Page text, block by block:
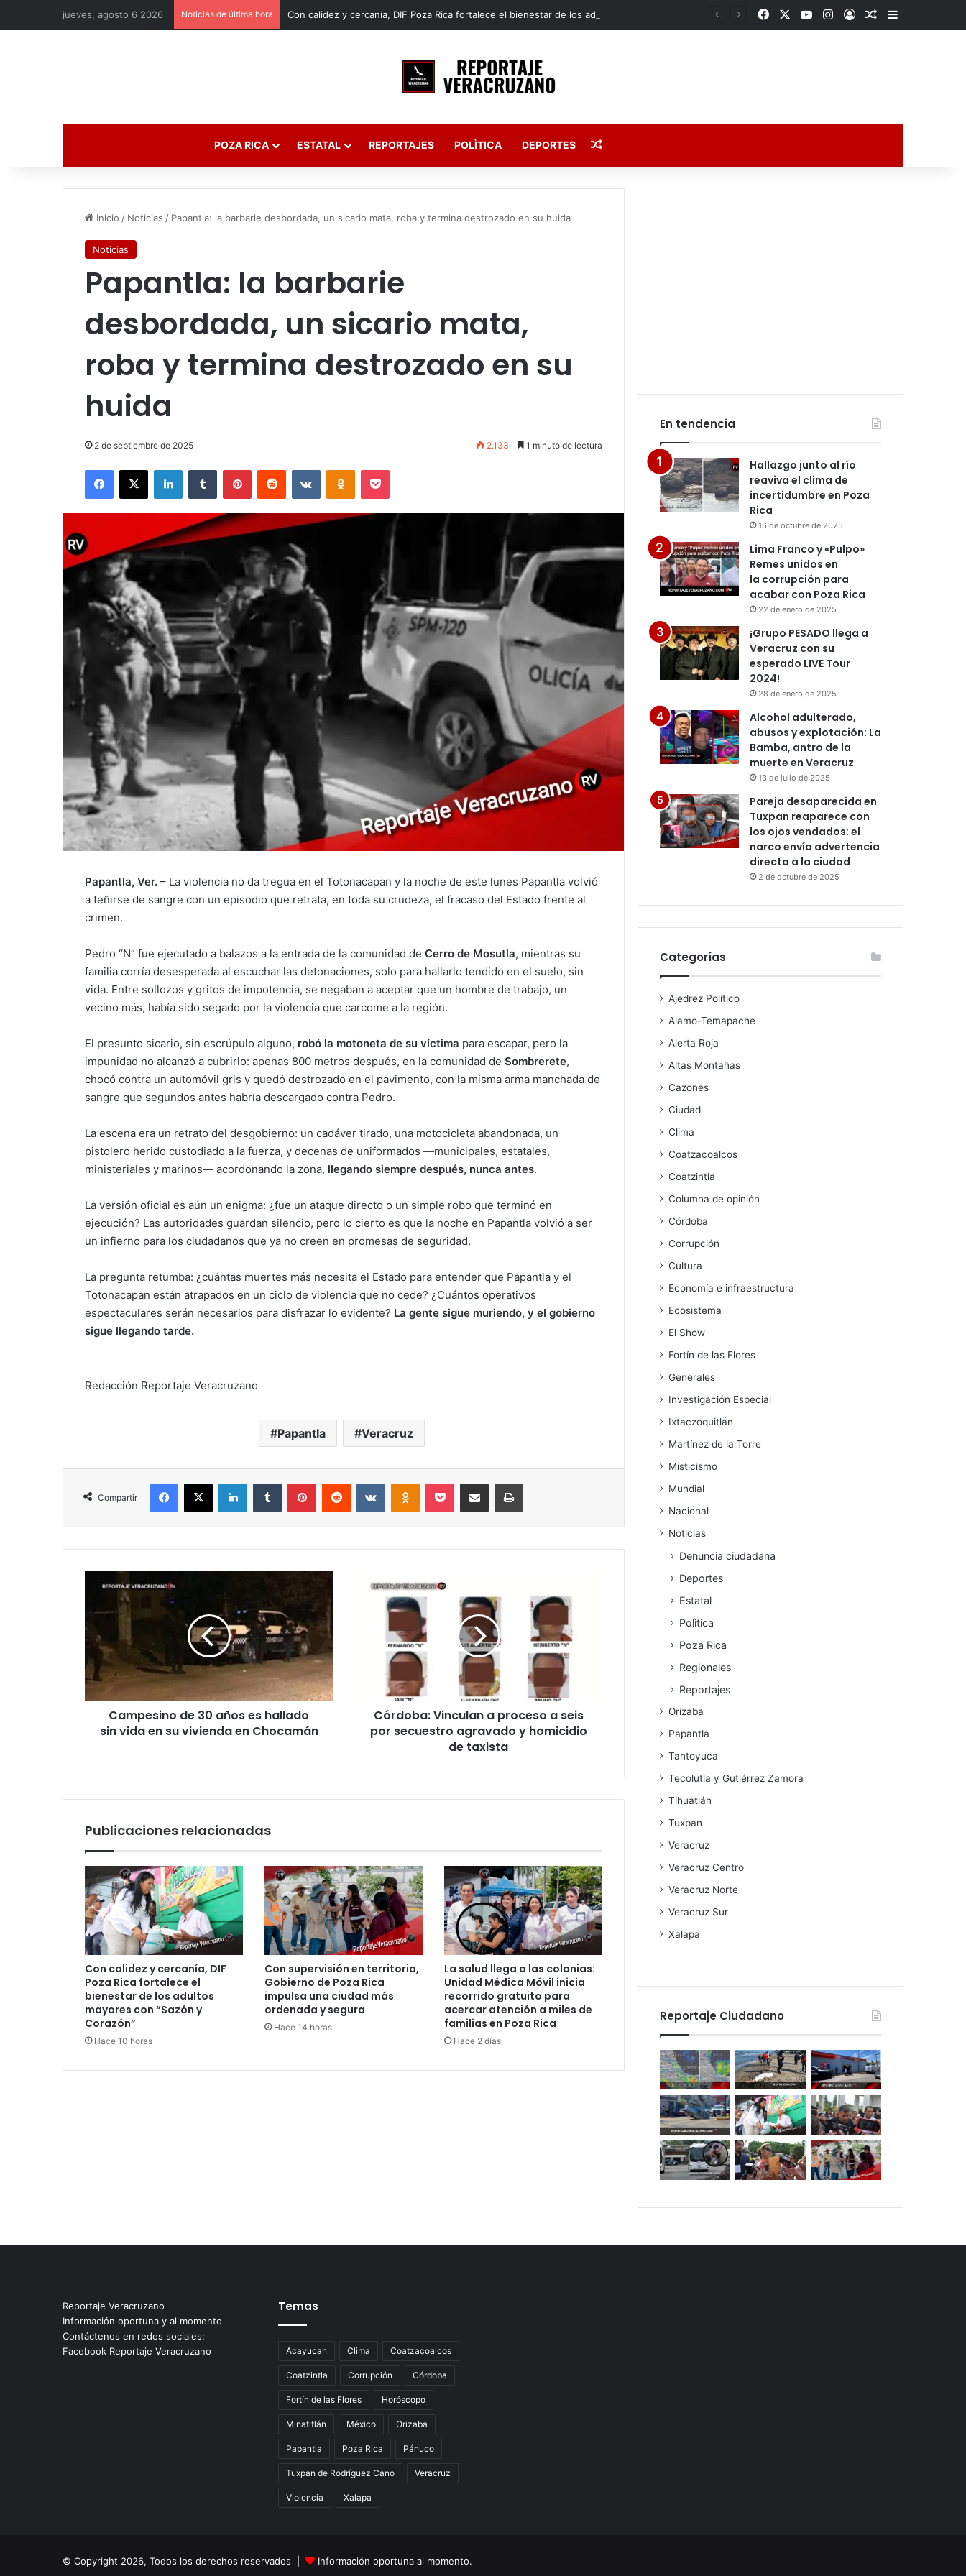
jueves, agosto 6 2026 Noticias de última hora FacebookYouTubeInstagram
AccesoPublicación al
Barra lateral
POZA RICA ESTATAL REPORTAJES POLÌTICA DEPORTES Publicación al azar
Inicio / Noticias / Papantla: la barbarie desbordada, un sicario mata, roba y termina destrozado en su huida
Noticias
Papantla: la barbarie
desbordada, un sicario mata,
roba y termina destrozado en su
huida
2 de septiembre de 2025 2.133 1 minuto de lectura
Facebook
X LinkedInTumblr PinterestReddit VKontakteOdnoklassniki
Pocket
Papantla, Ver. – La violencia no da tregua en el Totonacapan y la noche de este lunes Papantla volvió
a teñirse de sangre con un episodio que retrata, en toda su crudeza, el fracaso del Estado frente al
crimen.
Pedro “N” fue ejecutado a balazos a la entrada de la comunidad de Cerro de Mosutla, mientras su
familia corría desesperada al escuchar las detonaciones, solo para hallarlo tendido en el suelo, sin
vida. Entre sollozos y gritos de impotencia, se negaban a aceptar que un hombre de trabajo, un
vecino más, había sido segado por la violencia que carcome a la región.
El presunto sicario, sin escrúpulo alguno, robó la motoneta de su víctima para escapar, pero la
impunidad no alcanzó a cubrirlo: apenas 800 metros después, en la comunidad de Sombrerete,
chocó contra un automóvil gris y quedó destrozado en el pavimento, con la misma arma manchada de
sangre que segundos antes habría descargado contra Pedro.
La escena era un retrato del desgobierno: un cadáver tirado, una motocicleta abandonada, un
pistolero herido custodiado a la fuerza, y decenas de uniformados —municipales, estatales,
ministeriales y marinos— acordonando la zona, llegando siempre después, nunca antes.
La versión oficial es aún un enigma: ¿fue un ataque directo o un simple robo que terminó en
ejecución? Las autoridades guardan silencio, pero lo cierto es que la noche en Papantla volvió a ser
un infierno para los ciudadanos que ya no creen en promesas de seguridad.
La pregunta retumba: ¿cuántas muertes más necesita el Estado para entender que Papantla y el
Totonacapan están atrapados en un ciclo de violencia que no cede? ¿Cuántos operativos
espectaculares serán necesarios para disfrazar lo evidente? La gente sigue muriendo, y el gobierno
sigue llegando tarde.
Redacción Reportaje Veracruzano
Papantla Veracruz
Compartir
Facebook
X LinkedInTumblr PinterestReddit VKontakteOdnoklassniki
Pocket Compartir por correo electrónicoImprimir
años
es
hallado
sin
vida
en
vivienda
Campesino de 30 años es hallado
sin vida en su vivienda en Chocamán
Vinculan
secuestro
agravado
homicidio
Córdoba: Vinculan a proceso a seis
por secuestro agravado y homicidio
de taxista
Publicaciones relacionadas
Con calidez y cercanía, DIF
Poza Rica fortalece el
bienestar de los adultos
mayores con “Sazón y
Corazón”
Hace 10 horas
Con supervisión en territorio,
Gobierno de Poza Rica
impulsa una ciudad más
ordenada y segura
Hace 14 horas
La salud llega a las colonias:
Unidad Médica Móvil inicia
recorrido gratuito para
acercar atención a miles de
familias en Poza Rica
Hace 2 días
En tendencia
Hallazgo junto al río
reaviva el clima de
incertidumbre en Poza
Rica
16 de octubre de 2025
Lima Franco y «Pulpo»
Remes unidos en
la corrupción para
acabar con Poza Rica
22 de enero de 2025
¡Grupo PESADO llega a
Veracruz con su
esperado LIVE Tour
2024!
28 de enero de 2025
Alcohol adulterado,
abusos y explotación: La
Bamba, antro de la
muerte en Veracruz
13 de julio de 2025
Pareja desaparecida en
Tuxpan reaparece con
los ojos vendados: el
narco envía advertencia
directa a la ciudad
2 de octubre de 2025
Categorías
Ajedrez Político
Alamo-Temapache
Alerta Roja
Altas Montañas
Cazones
Ciudad
Clima
Coatzacoalcos
Coatzintla
Columna de opinión
Córdoba
Corrupción
Cultura
Economía e infraestructura
Ecosistema
El Show
Fortín de las Flores
Generales
Investigación Especial
Ixtaczoquitlán
Martínez de la Torre
Misticismo
Mundial
Nacional
Noticias
Denuncia ciudadana
Deportes
Estatal
Polìtica
Poza Rica
Regionales
Reportajes
Orizaba
Papantla
Tantoyuca
Tecolutla y Gutiérrez Zamora
Tihuatlán
Tuxpan
Veracruz
Veracruz Centro
Veracruz Norte
Veracruz Sur
Xalapa
Reportaje Ciudadano
Reportaje Veracruzano
Información oportuna y al momento
Contáctenos en redes sociales:
Facebook Reportaje Veracruzano
Temas
Acayucan Clima Coatzacoalcos
Coatzintla Corrupción Córdoba
Fortín de las Flores Horóscopo
Minatitlán México Orizaba
Papantla Poza Rica Pánuco
Tuxpan de Rodríguez Cano Veracruz
Violencia Xalapa
© Copyright 2026, Todos los derechos reservados | Información oportuna al momento.